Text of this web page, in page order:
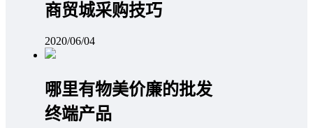
商贸城采购技巧
2020/06/04
哪里有物美价廉的批发
终端产品